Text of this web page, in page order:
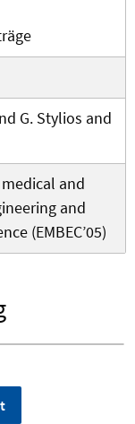
G. Stylios and
and
and
(EMBEC’05)